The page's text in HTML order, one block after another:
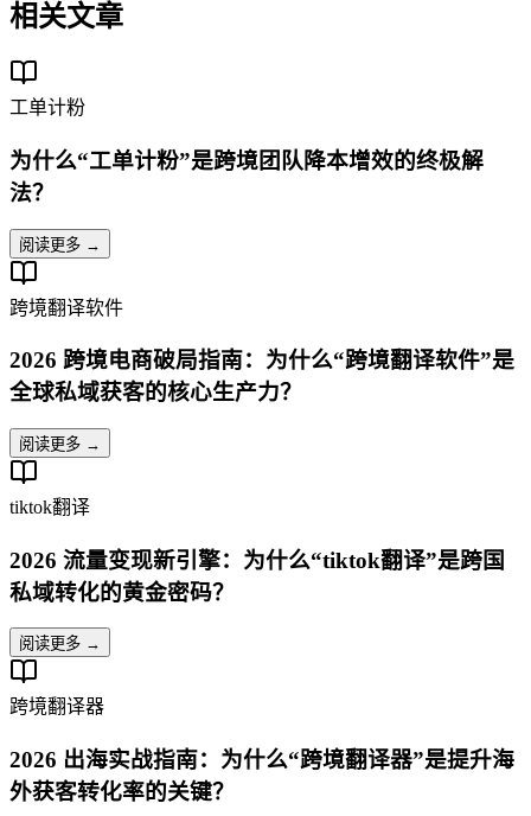
相关文章
工单计粉
为什么“工单计粉”是跨境团队降本增效的终极解
法？
阅读更多 →
跨境翻译软件
2026 跨境电商破局指南：为什么“跨境翻译软件”是
全球私域获客的核心生产力？
阅读更多 →
tiktok翻译
2026 流量变现新引擎：为什么“tiktok翻译”是跨国
私域转化的黄金密码？
阅读更多 →
跨境翻译器
2026 出海实战指南：为什么“跨境翻译器”是提升海
外获客转化率的关键？